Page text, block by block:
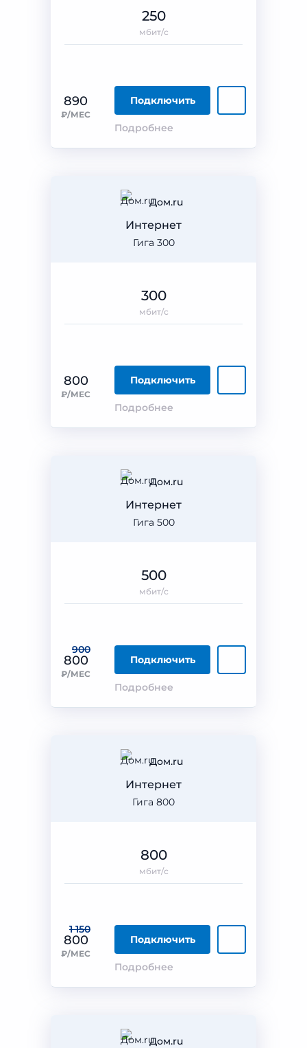
890
₽/МЕС
Подключить
Подробнее
250
мбит/с
Дом.ru
Гига 300
Интернет
800
₽/МЕС
Подключить
Подробнее
300
мбит/с
Дом.ru
Гига 500
Интернет
900
800
₽/МЕС
Подключить
Подробнее
500
мбит/с
Дом.ru
Гига 800
Интернет
1 150
800
₽/МЕС
Подключить
Подробнее
800
мбит/с
Дом.ru